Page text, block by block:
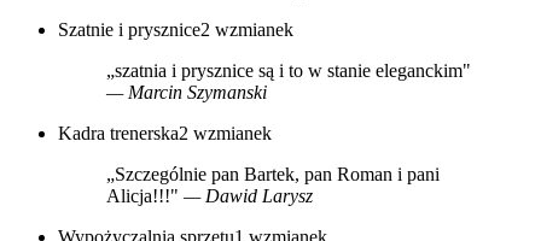
Szatnie i prysznice2 wzmianek
„szatnia i prysznice są i to w stanie eleganckim"
— Marcin Szymanski
Kadra trenerska2 wzmianek
„Szczególnie pan Bartek, pan Roman i pani
Alicja!!!" — Dawid Larysz
Wypożyczalnia sprzętu1 wzmianek